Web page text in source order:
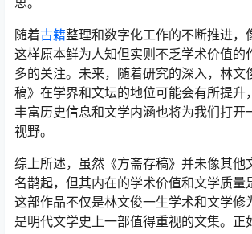
随着古籍整理和数字化工作的不断推进，
这样原本鲜为人知但实则不乏学术价值的
多的关注。未来，随着研究的深入，林文
稿》在学界和文坛的地位可能会有所提升
丰富历史信息和文学内涵也将为我们打开
视野。
综上所述，虽然《方斋存稿》并未像其他
名鹊起，但其内在的学术价值和文学质量
这部作品不仅是林文俊一生学术和文学修
是明代文学史上一部值得重视的文集。正